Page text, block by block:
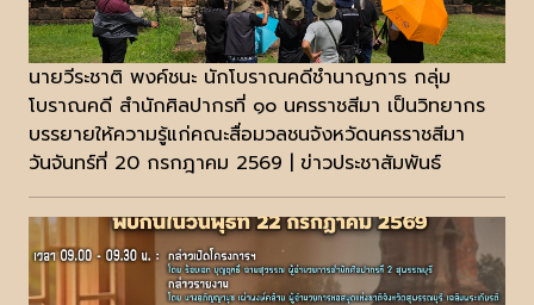
นายวีระชาติ พงค์ชนะ นักโบราณคดีชำนาญการ กลุ่ม
โบราณคดี สำนักศิลปากรที่ ๑๐ นครราชสีมา เป็นวิทยากร
บรรยายให้ความรู้แก่คณะสื่อมวลชนจังหวัดนครราชสีมา
วันจันทร์ที่ 20 กรกฎาคม 2569 | ข่าวประชาสัมพันธ์